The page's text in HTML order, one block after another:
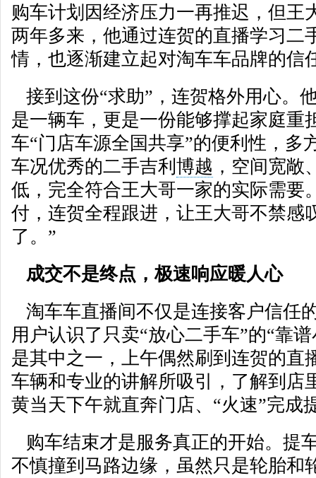
购车计划因经济压力一再推迟，但王
两年多来，他通过连贺的直播学习二
情，也逐渐建立起对淘车车品牌的信
接到这份“求助”，连贺格外用心。
是一辆车，更是一份能够撑起家庭重
车“门店车源全国共享”的便利性，多
车况优秀的二手吉利 博越 ，空间宽敞
低，完全符合王大哥一家的实际需要
付，连贺全程跟进，让王大哥不禁感
了。”
成交不是终点，极速响应暖人心
淘车车直播间不仅是连接客户信任
用户认识了只卖“放心二手车”的“靠
是其中之一，上午偶然刷到连贺的直
车辆和专业的讲解所吸引，了解到店
黄当天下午就直奔门店、“火速”完成
购车结束才是服务真正的开始。提
不慎撞到马路边缘，虽然只是轮胎和